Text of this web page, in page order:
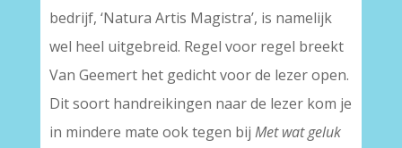
bedrijf, ‘Natura Artis Magistra’, is namelijk
wel heel uitgebreid. Regel voor regel breekt
Van Geemert het gedicht voor de lezer open.
Dit soort handreikingen naar de lezer kom je
in mindere mate ook tegen bij Met wat geluk